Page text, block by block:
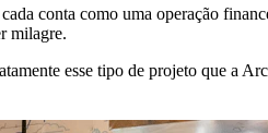
conta como uma operação
milagre.
esse tipo de projeto que a